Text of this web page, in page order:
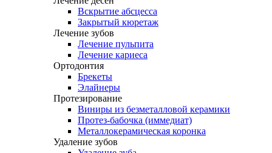
Вскрытие абсцесса
Закрытый кюретаж
Лечение зубов
Лечение пульпита
Лечение кариеса
Ортодонтия
Брекеты
Элайнеры
Протезирование
Виниры из безметалловой керамики
Протез-бабочка (иммедиат)
Металлокерамическая коронка
Удаление зубов